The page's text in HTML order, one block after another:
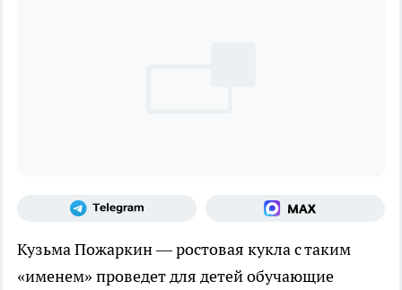
Кузьма Пожаркин — ростовая кукла с таким
«именем» проведет для детей обучающие